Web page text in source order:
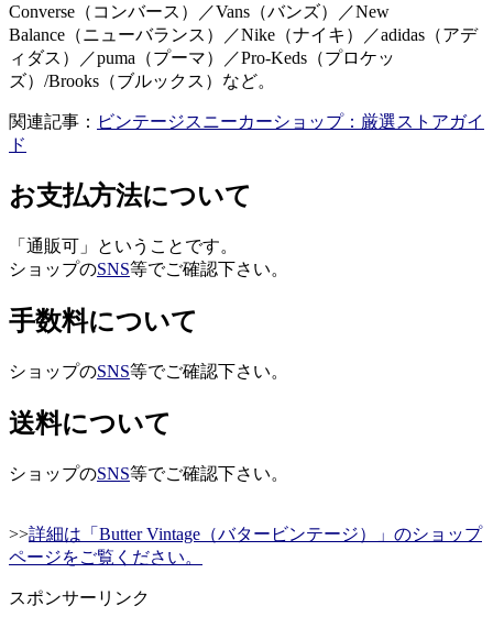
Converse（コンバース）／Vans（バンズ）／New
Balance（ニューバランス）／Nike（ナイキ）／adidas（アデ
ィダス）／puma（プーマ）／Pro-Keds（プロケッ
ズ）/Brooks（ブルックス）など。
関連記事： ビンテージスニーカーショップ：厳選ストアガイ
ド
お支払方法について
「通販可」ということです。
ショップのSNS等でご確認下さい。
手数料について
ショップのSNS等でご確認下さい。
送料について
ショップのSNS等でご確認下さい。
>>詳細は「Butter Vintage（バタービンテージ）」のショップ
ページをご覧ください。
スポンサーリンク